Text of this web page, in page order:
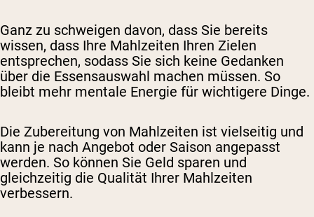
Ganz zu schweigen davon, dass Sie bereits
wissen, dass Ihre Mahlzeiten Ihren Zielen
entsprechen, sodass Sie sich keine Gedanken
über die Essensauswahl machen müssen. So
bleibt mehr mentale Energie für wichtigere Dinge.
Die Zubereitung von Mahlzeiten ist vielseitig und
kann je nach Angebot oder Saison angepasst
werden. So können Sie Geld sparen und
gleichzeitig die Qualität Ihrer Mahlzeiten
verbessern.